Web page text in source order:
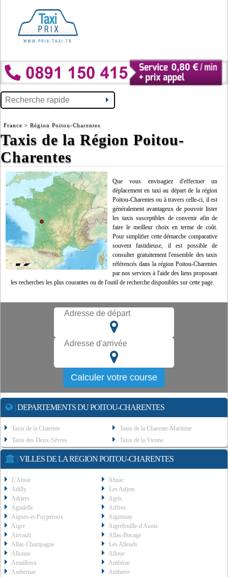
France > Région Poitou-Charentes
Taxis de la Région Poitou-
Charentes
Que vous envisagiez d'effectuer un
déplacement en taxi au départ de la région
Poitou-Charentes ou à travers celle-ci, il est
généralement avantageux de pouvoir lister
les taxis susceptibles de convenir afin de
faire le meilleur choix en terme de coût.
Pour simplifier cette démarche comparative
souvent fastidieuse, il est possible de
consulter gratuitement l'ensemble des taxis
référencés dans la région Poitou-Charentes
par nos services à l'aide des liens proposant
les recherches les plus courantes ou de l'outil de recherche disponibles sur cette page.
|DEPARTEMENTS DU POITOU-CHARENTES
Taxis de la Charente
Taxis de la Charente-Maritime
Taxis des Deux-Sèvres
Taxis de la Vienne
|VILLES DE LA REGION POITOU-CHARENTES
L'Absie
Abzac
Adilly
Les Adjots
Adriers
Agris
Agudelle
Aiffres
Aignes-et-Puypéroux
Aigonnay
Aigre
Aigrefeuille-d'Aunis
Airvault
Allas-Bocage
Allas-Champagne
Les Alleuds
Allonne
Alloue
Amailloux
Ambérac
Ambernac
Amberre